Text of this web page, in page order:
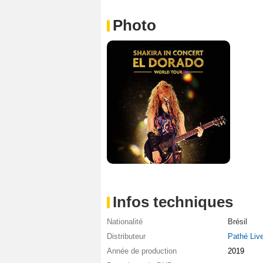
Photo
Infos techniques
Nationalité
Brésil
Distributeur
Pathé
Année de production
2019